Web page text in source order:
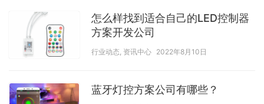
怎么样找到适合自己的LED控制器
方案开发公司
行业动态 资讯中心 2022年8月10日
蓝牙灯控方案公司有哪些？